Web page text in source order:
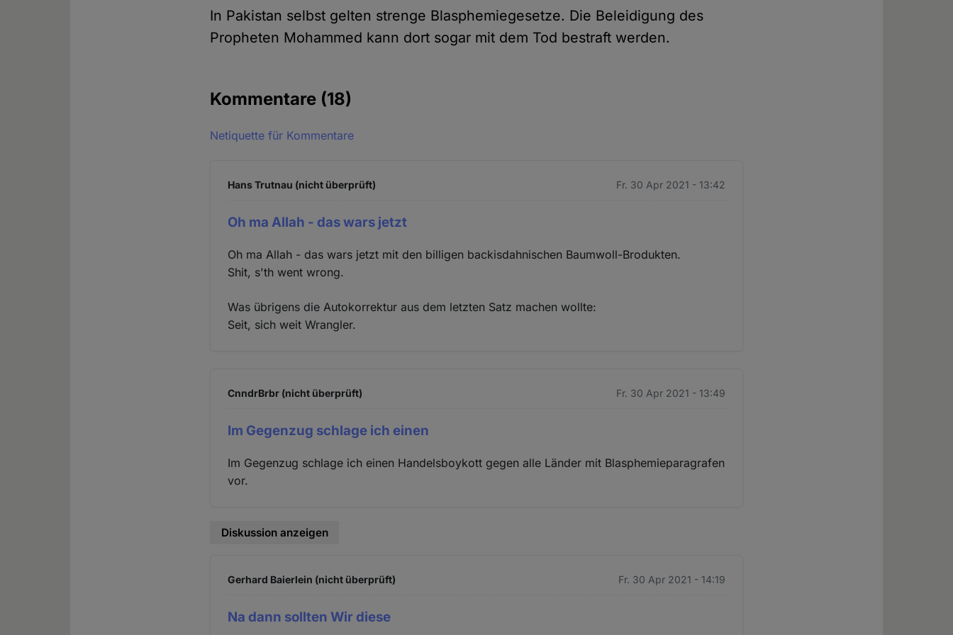
In Pakistan selbst gelten strenge Blasphemiegesetze. Die Beleidigung des
Propheten Mohammed kann dort sogar mit dem Tod bestraft werden.
Kommentare (18)
Netiquette für Kommentare
Hans Trutnau (nicht überprüft) Fr. 30 Apr 2021 - 13:42
Oh ma Allah - das wars jetzt
Oh ma Allah - das wars jetzt mit den billigen backisdahnischen Baumwoll-Brodukten.
Shit, s'th went wrong.
Was übrigens die Autokorrektur aus dem letzten Satz machen wollte:
Seit, sich weit Wrangler.
CnndrBrbr (nicht überprüft) Fr. 30 Apr 2021 - 13:49
Im Gegenzug schlage ich einen
Im Gegenzug schlage ich einen Handelsboykott gegen alle Länder mit Blasphemieparagrafen
vor.
Diskussion anzeigen
Gerhard Baierlein (nicht überprüft) Fr. 30 Apr 2021 - 14:19
Na dann sollten Wir diese